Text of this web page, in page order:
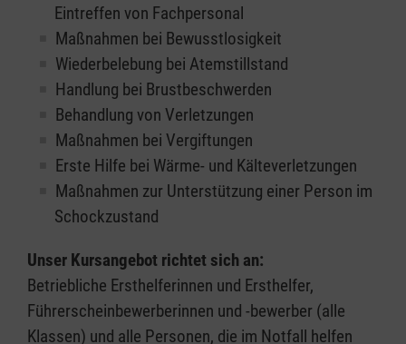
Eintreffen von Fachpersonal
Maßnahmen bei Bewusstlosigkeit
Wiederbelebung bei Atemstillstand
Handlung bei Brustbeschwerden
Behandlung von Verletzungen
Maßnahmen bei Vergiftungen
Erste Hilfe bei Wärme- und Kälteverletzungen
Maßnahmen zur Unterstützung einer Person im
Schockzustand
Unser Kursangebot richtet sich an:
Betriebliche Ersthelferinnen und Ersthelfer,
Führerscheinbewerberinnen und -bewerber (alle
Klassen) und alle Personen, die im Notfall helfen